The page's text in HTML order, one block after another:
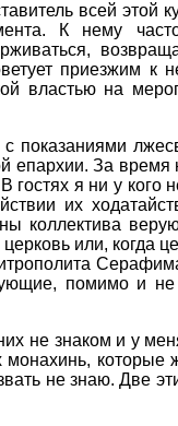
всей этой
К нему
приезжим
властью на
показаниями
епархии. За
я ни у кого
их
коллектива
или, когда
помимо и не
не знаком и у
которые
не знаю. Две